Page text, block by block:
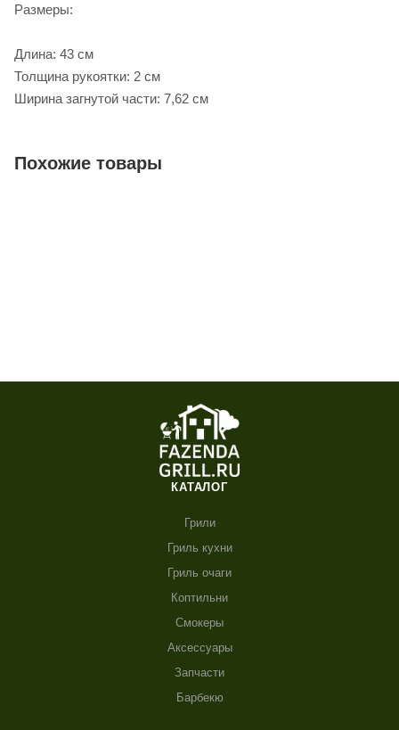
Размеры:
Длина: 43 см
Толщина рукоятки: 2 см
Ширина загнутой части: 7,62 см
Похожие товары
КАТАЛОГ
Грили
Гриль кухни
Гриль очаги
Коптильни
Смокеры
Аксессуары
Запчасти
Барбекю